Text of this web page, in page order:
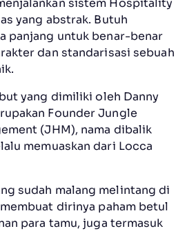
sistem Hospitality
yang abstrak. Butuh
panjang untuk benar-benar
dan standarisasi sebuah
yang dimiliki oleh Danny
Founder Jungle
(JHM), nama dibalik
memuaskan dari Locca
sudah malang melintang di
dirinya paham betul
para tamu, juga termasuk